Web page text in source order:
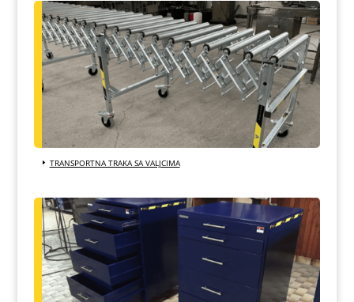
TRANSPORTNA TRAKA SA VALJCIMA